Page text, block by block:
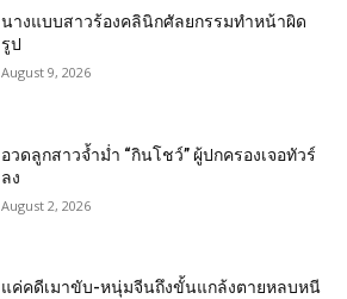
นางแบบสาวร้องคลินิกศัลยกรรมทำหน้าผิด
รูป
August 9, 2026
อวดลูกสาวจ้ำม่ำ “กินโชว์” ผู้ปกครองเจอทัวร์
ลง
August 2, 2026
แค่คดีเมาขับ-หนุ่มจีนถึงขั้นแกล้งตายหลบหนี